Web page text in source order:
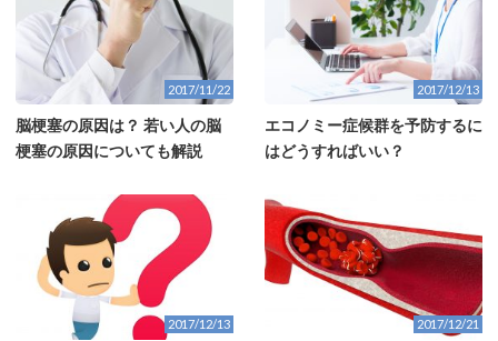
2017/11/22
脳梗塞の原因は？ 若い人の脳
梗塞の原因についても解説
2017/12/13
エコノミー症候群を予防するに
はどうすればいい？
2017/12/13 2017/12/21